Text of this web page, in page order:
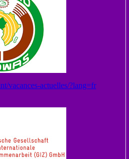
vacances-actuelles/?lang=fr